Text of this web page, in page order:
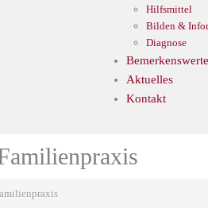
Hilfsmittel
Bilden &
Diagnose
Aktuelles
Kontakt